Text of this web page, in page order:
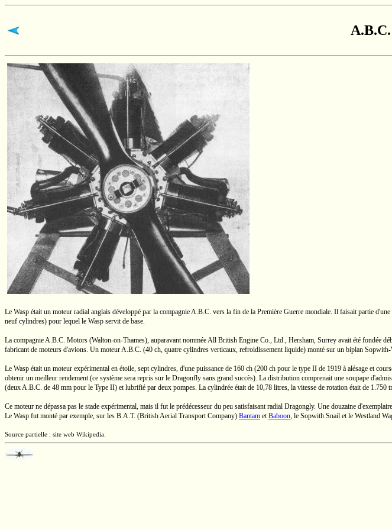
Le Wasp était un moteur radial anglais développé par la compagnieA.B.C. vers la fin de la Première Guerre mondiale. Il faisait partie
neuf cylindres) pour lequel le Wasp servit de base.
La compagnieA.B.C. Motors (Walton-on-Thames), auparavant nomméeAll British Engine Co., Ltd., Hersham, Surrey avait été fondée
fabricant de moteurs d'avions. Un moteurA.B.C. (40 ch, quatre cylindres verticaux, refroidissement liquide) monté sur un biplan
Le Wasp était un moteur expérimental en étoile, sept cylindres, d'une puissance de 160 ch (200 ch pour le type II de 1919 à alésage et
obtenir un meilleur rendement (ce système sera repris sur le Dragonfly sans grand succès). La distribution comprenait une soupape
(deux A.B.C. de 48 mm pour le Type II) et lubrifié par deux pompes. La cylindrée était de 10,78 litres, la vitesse de rotation était de 1.750
Ce moteur ne dépassa pas le stade expérimental, mais il fut le prédécesseur du peu satisfaisant radial Dragongly. Une douzaine
Le Wasp fut monté par exemple, sur les B.A.T. (British Aerial Transport Company) Bantam etBaboon, le Sopwith Snail et le Westland
Source partielle : site web Wikipedia.